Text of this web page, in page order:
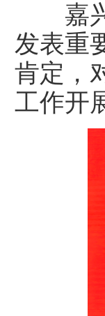
嘉兴
发表重
肯定，
工作开